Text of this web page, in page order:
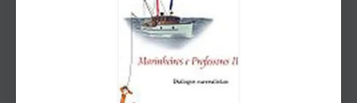
O livro começa com os professores se
preparando para a viagem de navio. Eles estão